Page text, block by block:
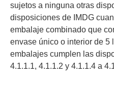
sujetos a ninguna otras
disposiciones de IMDG
embalaje combinado que
envase único o interior de 5
embalajes cumplen las
4.1.1.1, 4.1.1.2 y 4.1.1.4 a